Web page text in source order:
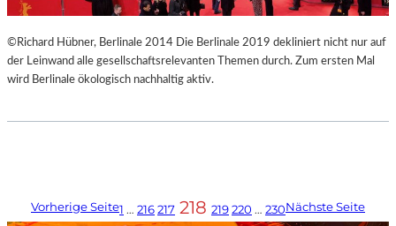
©Richard Hübner, Berlinale 2014 Die Berlinale 2019 dekliniert nicht nur auf
der Leinwand alle gesellschaftsrelevanten Themen durch. Zum ersten Mal
wird Berlinale ökologisch nachhaltig aktiv.
Vorherige Seite1 … 216217 218 219220 … 230Nächste Seite